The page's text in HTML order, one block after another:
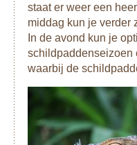
staat er weer een
middag kun je verder
In de avond kun je
schildpaddenseizoen
waarbij de